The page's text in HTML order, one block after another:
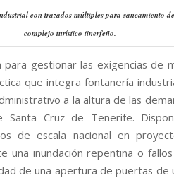
con trazados múltiples para saneamiento
complejo turístico tinerfeño.
para gestionar las exigencias de
que integra fontanería
a la altura de las
Cruz de Tenerife.
de escala nacional en
una inundación repentina o
de una apertura de puertas de